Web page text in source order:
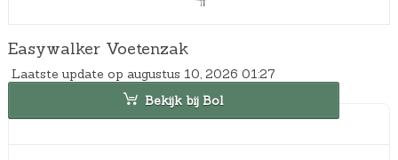
Easywalker Voetenzak
Laatste update op augustus 10, 2026 01:27
Bekijk bij Bol